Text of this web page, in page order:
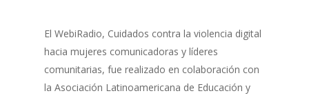
El WebiRadio, Cuidados contra la violencia digital
hacia mujeres comunicadoras y líderes
comunitarias, fue realizado en colaboración con
la Asociación Latinoamericana de Educación y